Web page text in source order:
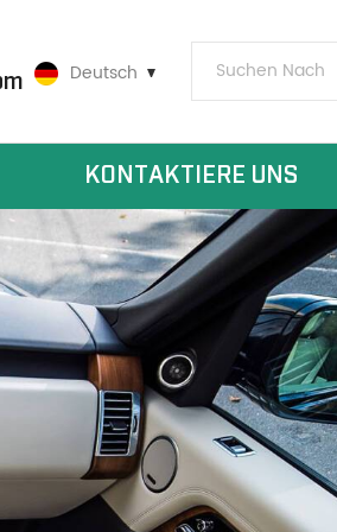
Deutsch
KONTAKTIERE UNS